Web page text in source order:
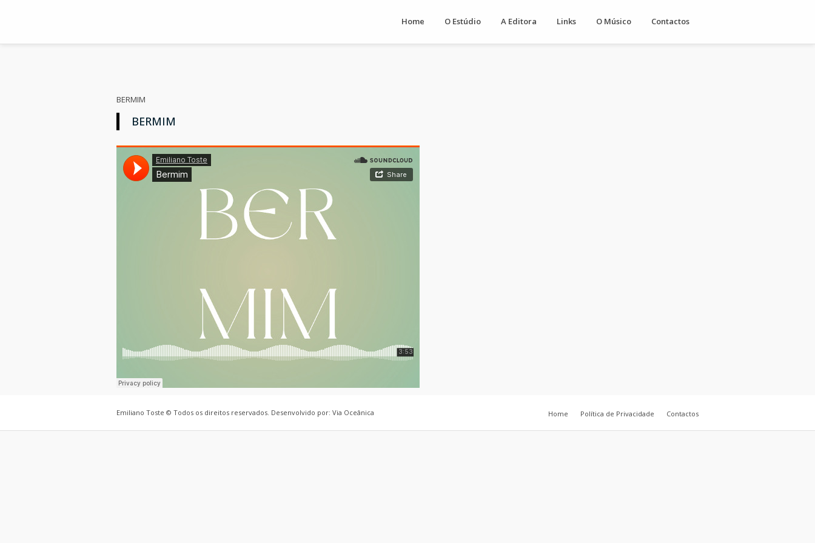
Home O Estúdio A Editora Links O Músico Contactos
BERMIM
BERMIM
Home Política de Privacidade Contactos
Emiliano Toste © Todos os direitos reservados. Desenvolvido por: Via Oceânica